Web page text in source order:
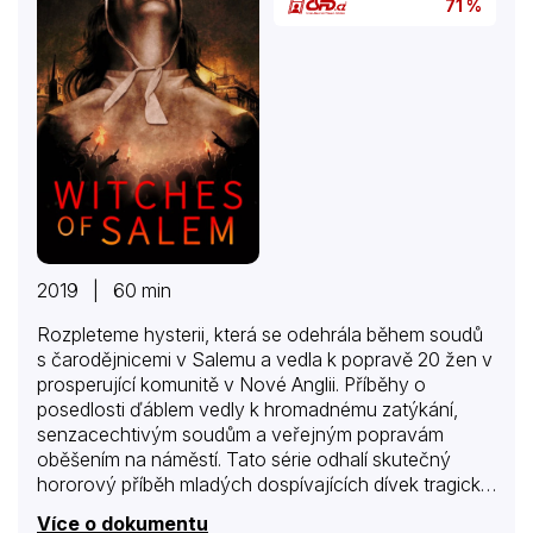
71 %
2019 | 60 min
Rozpleteme hysterii, která se odehrála během soudů
s čarodějnicemi v Salemu a vedla k popravě 20 žen v
prosperující komunitě v Nové Anglii. Příběhy o
posedlosti ďáblem vedly k hromadnému zatýkání,
senzacechtivým soudům a veřejným popravám
oběšením na náměstí. Tato série odhalí skutečný
hororový příběh mladých dospívajících dívek tragicky
Více o dokumentu